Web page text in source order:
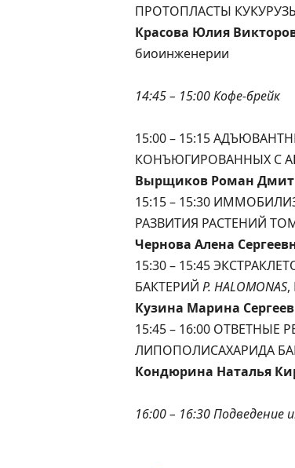
ПРОТОПЛАСТЫ
Красова Юлия
биоинженерии
14:45 – 15:00 Кофе-брейк
15:00 – 15:15
КОНЪЮГИРОВАННЫХ С
Вырщиков Роман
15:15 – 15:30
РАЗВИТИЯ РАСТЕНИЙ
Чернова Алена
15:30 – 15:45
БАКТЕРИЙ Р. HALOMONAS,
Кузина Марина
15:45 – 16:00
ЛИПОПОЛИСАХАРИДА
Кондюрина Наталья
16:00 – 16:30 Подведение